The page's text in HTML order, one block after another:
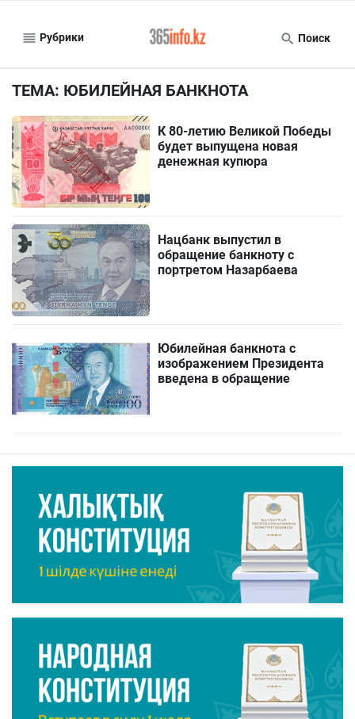
Рубрики Поиск
ТЕМА: ЮБИЛЕЙНАЯ БАНКНОТА
К 80-летию Великой Победы
будет выпущена новая
денежная купюра
Нацбанк выпустил в
обращение банкноту с
портретом Назарбаева
Юбилейная банкнота с
изображением Президента
введена в обращение